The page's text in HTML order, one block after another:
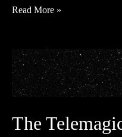
aLL
Death
as
an
(A
Read More »
The